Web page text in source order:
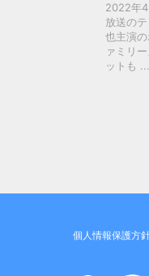
2022年4
放送の
也主演
ァミリ
ットも ...
個人情報保護方